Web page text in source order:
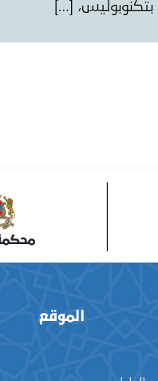
بتكنوبوليس، […]
الموقع